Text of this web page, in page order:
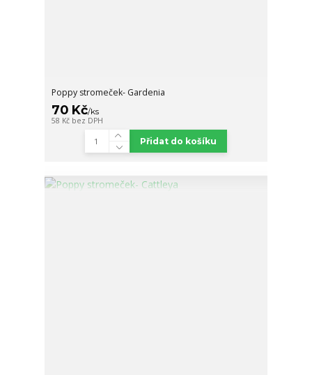
Poppy stromeček- Gardenia
70 Kč/ks
58 Kč bez DPH
Přidat do košíku